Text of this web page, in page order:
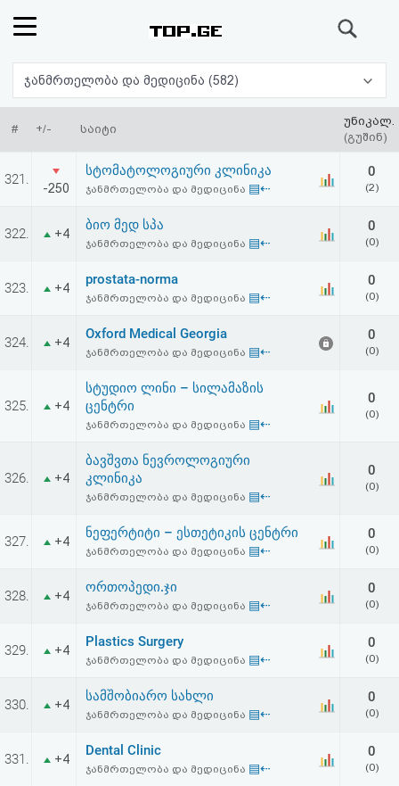
რეიტინგი
(მთავარი)
ფოსტა
პასუხი
ავტორიზაცია
რეგისტრაცია
პაროლის
აღდგენა
სალიცენზიო
პასუხისმგებლობის
ჯანმრთელობა და მედიცინა (582)
# +/- საიტი
უნიკალ.
(გუშინ)
321.
-250
სტომატოლოგიური კლინიკა
ჯანმრთელობა და მედიცინა ▤⇠
0
(2)
322. +4
ბიო მედ სპა
ჯანმრთელობა და მედიცინა ▤⇠
0
(0)
323. +4
prostata-norma
ჯანმრთელობა და მედიცინა ▤⇠
0
(0)
324. +4
Oxford Medical Georgia
ჯანმრთელობა და მედიცინა ▤⇠
0
(0)
325. +4
სტუდიო ლინი – სილამაზის
ცენტრი
ჯანმრთელობა და მედიცინა ▤⇠
0
(0)
326. +4
ბავშვთა ნევროლოგიური
კლინიკა
ჯანმრთელობა და მედიცინა ▤⇠
0
(0)
327. +4
ნეფერტიტი – ესთეტიკის ცენტრი
ჯანმრთელობა და მედიცინა ▤⇠
0
(0)
328. +4
ორთოპედი.ჯი
ჯანმრთელობა და მედიცინა ▤⇠
0
(0)
329. +4
Plastics Surgery
ჯანმრთელობა და მედიცინა ▤⇠
0
(0)
330. +4
სამშობიარო სახლი
ჯანმრთელობა და მედიცინა ▤⇠
0
(0)
331. +4
Dental Clinic
ჯანმრთელობა და მედიცინა ▤⇠
0
(0)